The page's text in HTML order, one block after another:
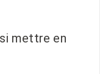
mettre en